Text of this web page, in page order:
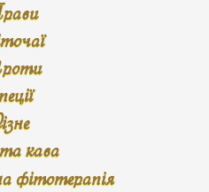
кава
фітотерапія